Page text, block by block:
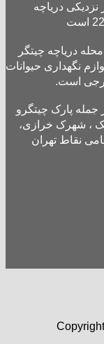
شاپ منطقه 22 واقع در نزدیکی دریاچه
دریاچه چیتگر
نگهداری حیوانات
است.
شاپ نینی پت به تمامی نقاط منطقه 22 از جمله پارک چیتگرو
، شهرک خرازی،
نقاط تهران